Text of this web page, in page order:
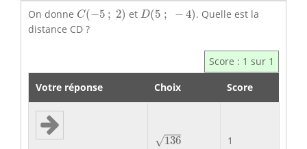
On donne C(−5 ; 2)
C(− 5; 2 ) etD(5 ; − 4)
D(5; −
. Quelle est la
distance CD ?
Score : 1 sur 1
Votre réponse
Choix Score
√136
136 1